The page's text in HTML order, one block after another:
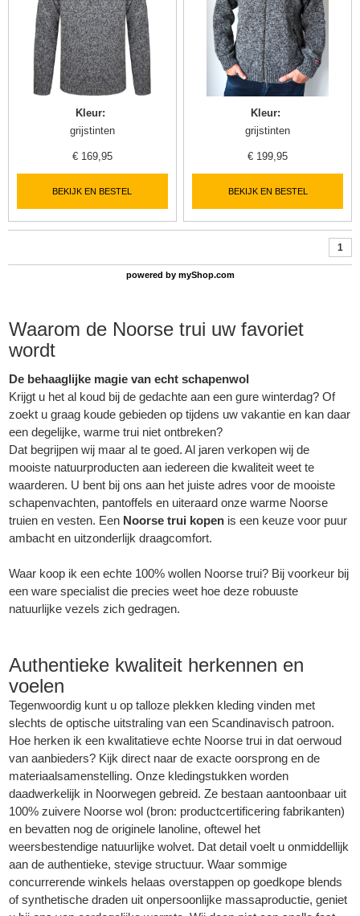
Kleur:
grijstinten
€ 169,95
BEKIJK EN BESTEL
Kleur:
grijstinten
€ 199,95
BEKIJK EN BESTEL
1
powered by myShop.com
Waarom de Noorse trui uw favoriet
wordt
De behaaglijke magie van echt schapenwol
Krijgt u het al koud bij de gedachte aan een gure winterdag? Of
zoekt u graag koude gebieden op tijdens uw vakantie en kan daar
een degelijke, warme trui niet ontbreken?
Dat begrijpen wij maar al te goed. Al jaren verkopen wij de
mooiste natuurproducten aan iedereen die kwaliteit weet te
waarderen. U bent bij ons aan het juiste adres voor de mooiste
schapenvachten, pantoffels en uiteraard onze warme Noorse
truien en vesten. Een Noorse trui kopen is een keuze voor puur
ambacht en uitzonderlijk draagcomfort.
Waar koop ik een echte 100% wollen Noorse trui? Bij voorkeur bij
een ware specialist die precies weet hoe deze robuuste
natuurlijke vezels zich gedragen.
Authentieke kwaliteit herkennen en
voelen
Tegenwoordig kunt u op talloze plekken kleding vinden met
slechts de optische uitstraling van een Scandinavisch patroon.
Hoe herken ik een kwalitatieve echte Noorse trui in dat oerwoud
van aanbieders? Kijk direct naar de exacte oorsprong en de
materiaalsamenstelling. Onze kledingstukken worden
daadwerkelijk in Noorwegen gebreid. Ze bestaan aantoonbaar uit
100% zuivere Noorse wol (bron: productcertificering fabrikanten)
en bevatten nog de originele lanoline, oftewel het
weersbestendige natuurlijke wolvet. Dat detail voelt u onmiddellijk
aan de authentieke, stevige structuur. Waar sommige
concurrerende winkels helaas overstappen op goedkope blends
of synthetische draden uit onpersoonlijke massaproductie, geniet